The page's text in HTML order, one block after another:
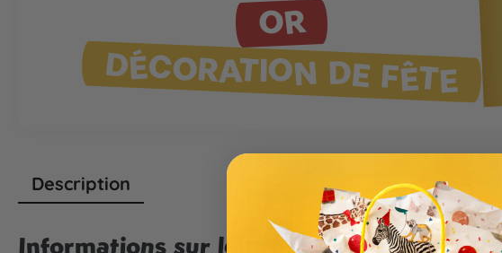
OR
DÉCORATION DE FÊTE
Description
Informations sur le produit "Ballon